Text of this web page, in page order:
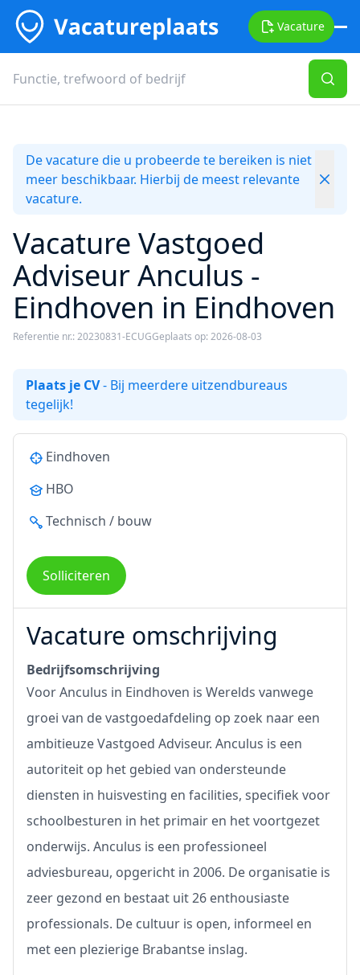
Vacature
De vacature die u probeerde te bereiken is niet
meer beschikbaar. Hierbij de meest relevante
vacature.
Vacature Vastgoed
Adviseur Anculus -
Eindhoven in Eindhoven
Referentie nr.: 20230831-ECUGGeplaats op: 2026-08-03
Plaats je CV- Bij meerdere uitzendbureaus
tegelijk!
Eindhoven
HBO
Technisch / bouw
Solliciteren
Vacature omschrijving
Bedrijfsomschrijving
Voor Anculus in Eindhoven is Werelds vanwege
groei van de vastgoedafdeling op zoek naar een
ambitieuze Vastgoed Adviseur. Anculus is een
autoriteit op het gebied van ondersteunde
diensten in huisvesting en facilities, specifiek voor
schoolbesturen in het primair en het voortgezet
onderwijs. Anculus is een professioneel
adviesbureau, opgericht in 2006. De organisatie is
zeer gezond en bestaat uit 26 enthousiaste
professionals. De cultuur is open, informeel en
met een plezierige Brabantse inslag.